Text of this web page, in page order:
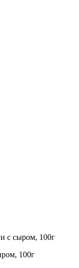
с сыром, 100г
100г